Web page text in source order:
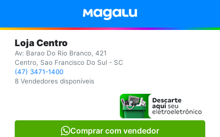
Loja Centro
Av: Barao Do Rio Branco, 421
Centro, Sao Francisco Do Sul - SC
(47) 3471-1400
8 Vendedores disponíveis
Comprar com vendedor